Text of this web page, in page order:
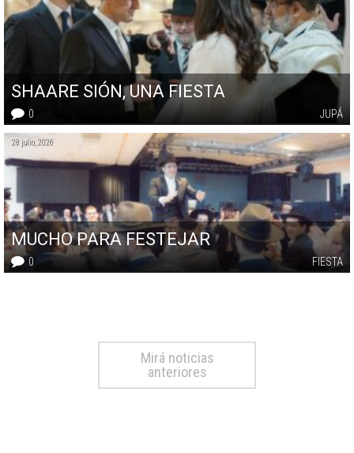
SHAARE SIÓN, UNA FIESTA
JUPÁ
0
28 julio, 2026
MUCHO PARA FESTEJAR
FIESTA
0
Mirá noticias
anteriores